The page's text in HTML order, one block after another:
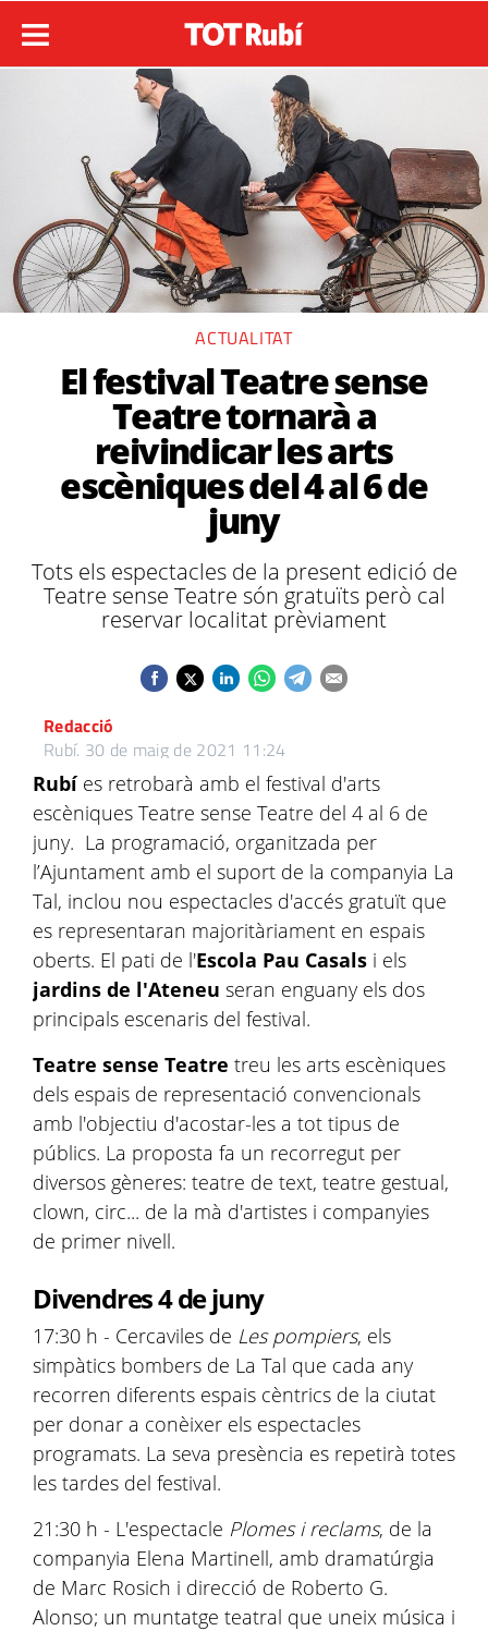
ACTUALITAT
El festival Teatre sense
Teatre tornarà a
reivindicar les arts
escèniques del 4 al 6 de
juny
Tots els espectacles de la present edició de
Teatre sense Teatre són gratuïts però cal
reservar localitat prèviament
Redacció
Rubí. 30 de maig de 2021 11:24
Rubí es retrobarà amb el festival d'arts
escèniques Teatre sense Teatre del 4 al 6 de
juny. La programació, organitzada per
l’Ajuntament amb el suport de la companyia La
Tal, inclou nou espectacles d'accés gratuït que
es representaran majoritàriament en espais
oberts. El pati de l'Escola Pau Casals i els
jardins de l'Ateneu seran enguany els dos
principals escenaris del festival.
Teatre sense Teatre treu les arts escèniques
dels espais de representació convencionals
amb l'objectiu d'acostar-les a tot tipus de
públics. La proposta fa un recorregut per
diversos gèneres: teatre de text, teatre gestual,
clown, circ... de la mà d'artistes i companyies
de primer nivell.
Divendres 4 de juny
17:30 h - Cercaviles de Les pompiers, els
simpàtics bombers de La Tal que cada any
recorren diferents espais cèntrics de la ciutat
per donar a conèixer els espectacles
programats. La seva presència es repetirà totes
les tardes del festival.
21:30 h - L'espectacle Plomes i reclams, de la
companyia Elena Martinell, amb dramatúrgia
de Marc Rosich i direcció de Roberto G.
Alonso; un muntatge teatral que uneix música i